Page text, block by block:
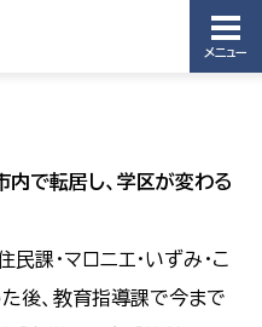
メニュー
内で転居し、学区が変わる
課・マロニエ・いずみ・こ
後、教育指導課で今まで